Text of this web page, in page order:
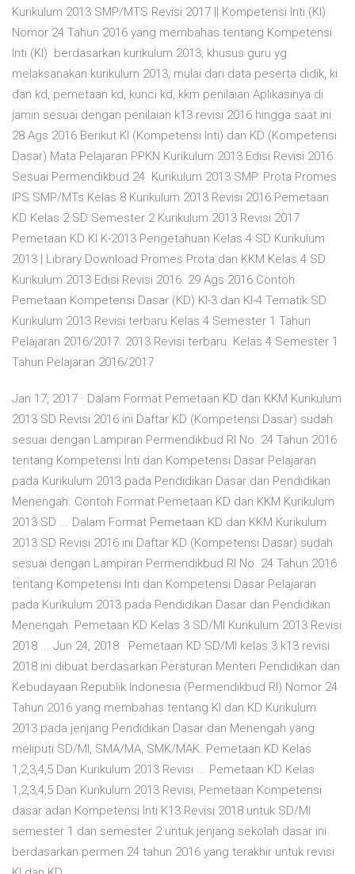
Kurikulum 2013 SMP/MTS Revisi 2017 || Kompetensi Inti (KI)
Nomor 24 Tahun 2016 yang membahas tentang Kompetensi
Inti (KI) berdasarkan kurikulum 2013, khusus guru yg
melaksanakan kurikulum 2013, mulai dari data peserta didik, ki
dan kd, pemetaan kd, kunci kd, kkm penilaian Aplikasinya di
jamin sesuai dengan penilaian k13 revisi 2016 hingga saat ini
28 Ags 2016 Berikut KI (Kompetensi Inti) dan KD (Kompetensi
Dasar) Mata Pelajaran PPKN Kurikulum 2013 Edisi Revisi 2016
Sesuai Permendikbud 24 Kurikulum 2013 SMP. Prota Promes
IPS SMP/MTs Kelas 8 Kurikulum 2013 Revisi 2016 Pemetaan
KD Kelas 2 SD Semester 2 Kurikulum 2013 Revisi 2017
Pemetaan KD KI K-2013 Pengetahuan Kelas 4 SD Kurikulum
2013 | Library Download Promes Prota dan KKM Kelas 4 SD
Kurikulum 2013 Edisi Revisi 2016. 29 Ags 2016 Contoh
Pemetaan Kompetensi Dasar (KD) KI-3 dan KI-4 Tematik SD
Kurikulum 2013 Revisi terbaru Kelas 4 Semester 1 Tahun
Pelajaran 2016/2017. 2013 Revisi terbaru. Kelas 4 Semester 1
Tahun Pelajaran 2016/2017
Jan 17, 2017 · Dalam Format Pemetaan KD dan KKM Kurikulum
2013 SD Revisi 2016 ini Daftar KD (Kompetensi Dasar) sudah
sesuai dengan Lampiran Permendikbud RI No. 24 Tahun 2016
tentang Kompetensi Inti dan Kompetensi Dasar Pelajaran
pada Kurikulum 2013 pada Pendidikan Dasar dan Pendidikan
Menengah. Contoh Format Pemetaan KD dan KKM Kurikulum
2013 SD ... Dalam Format Pemetaan KD dan KKM Kurikulum
2013 SD Revisi 2016 ini Daftar KD (Kompetensi Dasar) sudah
sesuai dengan Lampiran Permendikbud RI No. 24 Tahun 2016
tentang Kompetensi Inti dan Kompetensi Dasar Pelajaran
pada Kurikulum 2013 pada Pendidikan Dasar dan Pendidikan
Menengah. Pemetaan KD Kelas 3 SD/MI Kurikulum 2013 Revisi
2018 ... Jun 24, 2018 · Pemetaan KD SD/MI kelas 3 k13 revisi
2018 ini dibuat berdasarkan Peraturan Menteri Pendidikan dan
Kebudayaan Republik Indonesia (Permendikbud RI) Nomor 24
Tahun 2016 yang membahas tentang KI dan KD Kurikulum
2013 pada jenjang Pendidikan Dasar dan Menengah yang
meliputi SD/MI, SMA/MA, SMK/MAK. Pemetaan KD Kelas
1,2,3,4,5 Dan Kurikulum 2013 Revisi ... Pemetaan KD Kelas
1,2,3,4,5 Dan Kurikulum 2013 Revisi, Pemetaan Kompetensi
dasar adan Kompetensi Inti K13 Revisi 2018 untuk SD/MI
semester 1 dan semester 2 untuk jenjang sekolah dasar ini
berdasarkan permen 24 tahun 2016 yang terakhir untuk revisi